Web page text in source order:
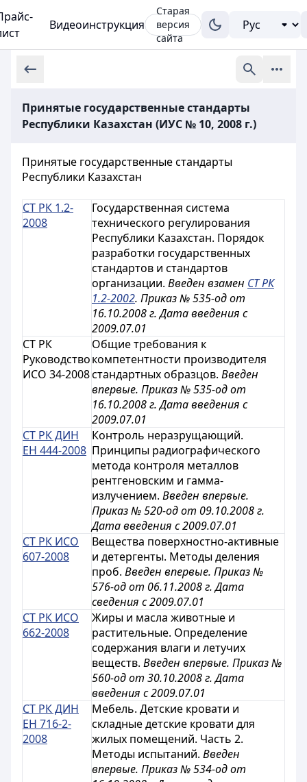
Видеоинструкция
Старая
версия
сайта
Принятые государственные стандарты
Республики Казахстан (ИУС № 10, 2008 г.)
Принятые государственные стандарты
Республики Казахстан
СТ РК 1.2-
2008
Государственная система
технического регулирования
Республики Казахстан. Порядок
разработки государственных
стандартов и стандартов
организации. Введен взамен СТ РК
1.2-2002. Приказ № 535-од от
16.10.2008 г. Дата введения с
2009.07.01
СТ РК
Руководство
ИСО 34-2008
Общие требования к
компетентности производителя
стандартных образцов. Введен
впервые. Приказ № 535-од от
16.10.2008 г. Дата введения с
2009.07.01
СТ РК ДИН
ЕН 444-2008
Контроль неразрущающий.
Принципы радиографического
метода контроля металлов
рентгеновским и гамма-
излучением. Введен впервые.
Приказ № 520-од от 09.10.2008 г.
Дата введения с 2009.07.01
СТ РК ИСО
607-2008
Вещества поверхностно-активные
и детергенты. Методы деления
проб. Введен впервые. Приказ №
576-од от 06.11.2008 г. Дата
сведения с 2009.07.01
СТ РК ИСО
662-2008
Жиры и масла животные и
растительные. Определение
содержания влаги и летучих
веществ. Введен впервые. Приказ №
560-од от 30.10.2008 г. Дата
введения с 2009.07.01
СТ РК ДИН
ЕН 716-2-
2008
Мебель. Детские кровати и
складные детские кровати для
жилых помещений. Часть 2.
Методы испытаний. Введен
впервые. Приказ № 534-од от